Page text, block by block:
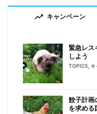
trending_up キャンペーン
緊急レス
しよう
TOPICS, キ
餃子計画
を求める